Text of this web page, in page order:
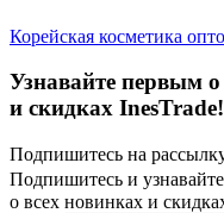
Корейская косметика
Узнавайте первым
и скидках InesTrade!
Подпишитесь на
Подпишитесь и
о всех новинках и